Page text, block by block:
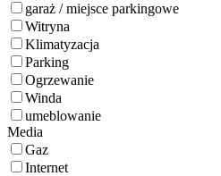
garaż / miejsce parkingowe
Witryna
Klimatyzacja
Parking
Ogrzewanie
Winda
umeblowanie
Media
Gaz
Internet